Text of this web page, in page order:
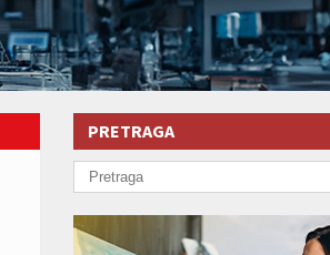
PRETRAGA